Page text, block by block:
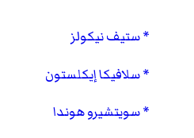
ستيف نيكولز
سلافيكا إيكلستون
سويتشيرو هوندا